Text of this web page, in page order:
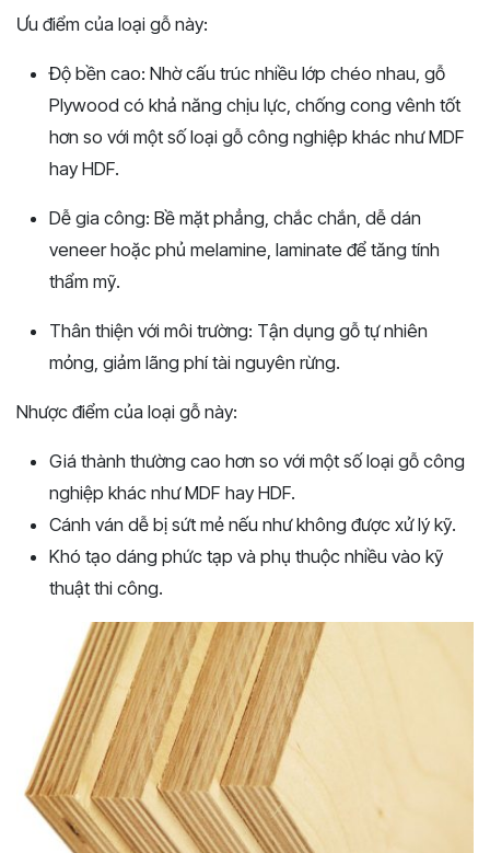
Ưu điểm của loại gỗ này:
Độ bền cao: Nhờcấu trúc nhiều lớp chéo nhau, gỗ
Plywood có khả năng chịu lực, chống cong vênh tốt
hơn so với một số loại gỗ công nghiệp khác nhưMDF
hay HDF.
Dễ gia công: Bề mặt phẳng, chắc chắn, dễ dán
veneerhoặc phủ melamine, laminate để tăng tính
thẩm mỹ.
Thân thiện với môi trường: Tận dụng gỗ tựnhiên
mỏng, giảm lãng phítài nguyên rừng.
Nhược điểm của loại gỗ này:
Giá thành thường cao hơn so với một số loại gỗ công
nghiệp khác nhưMDF hay HDF.
Cánh ván dễ bị sứt mẻ nếu như không được xử lý kỹ.
Khó tạo dáng phức tạp và phụ thuộc nhiều vào kỹ
thuật thi công.